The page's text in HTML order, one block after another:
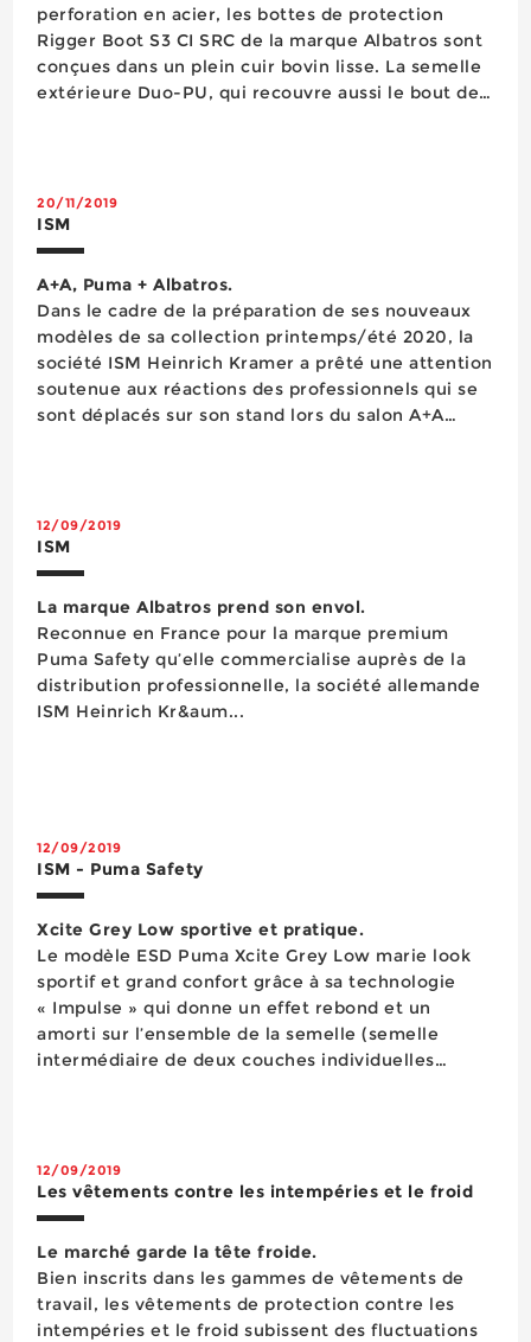
perforation en acier, les bottes de protection
Rigger Boot S3 CI SRC de la marque Albatros sont
conçues dans un plein cuir bovin lisse. La semelle
extérieure Duo-PU, qui recouvre aussi le bout de
...
20/11/2019
ISM
A+A, Puma + Albatros.
Dans le cadre de la préparation de ses nouveaux
modèles de sa collection printemps/été 2020, la
société ISM Heinrich Kramer a prêté une attention
soutenue aux réactions des professionnels qui se
sont déplacés sur son stand lors du salon A+A
12/09/2019
ISM
La marque Albatros prend son envol.
Reconnue en France pour la marque premium
Puma Safety qu’elle commercialise auprès de la
distribution professionnelle, la société allemande
ISM Heinrich Kr&aum...
12/09/2019
ISM - Puma Safety
Xcite Grey Low sportive et pratique.
Le modèle ESD Puma Xcite Grey Low marie look
sportif et grand confort grâce à sa technologie
« Impulse » qui donne un effet rebond et un
amorti sur l’ensemble de la semelle (semelle
intermédiaire de deux couches individuelles
12/09/2019
Les vêtements contre les intempéries et le froid
Le marché garde la tête froide.
Bien inscrits dans les gammes de vêtements de
travail, les vêtements de protection contre les
intempéries et le froid subissent des fluctuations